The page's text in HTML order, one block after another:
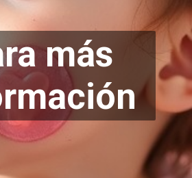
más
rmación